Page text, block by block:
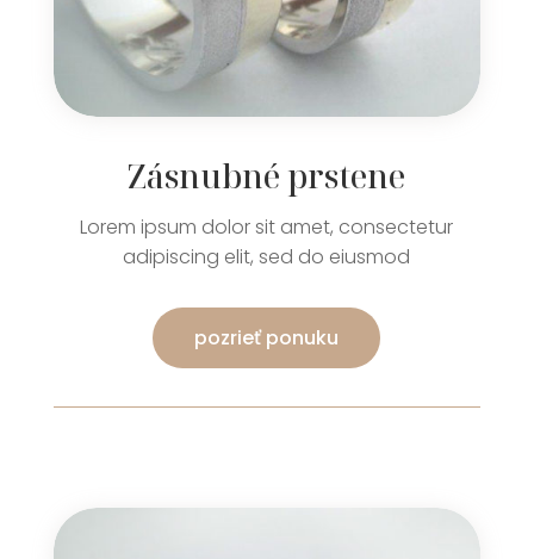
Zásnubné prstene
Lorem ipsum dolor sit amet, consectetur
adipiscing elit, sed do eiusmod
pozrieť ponuku